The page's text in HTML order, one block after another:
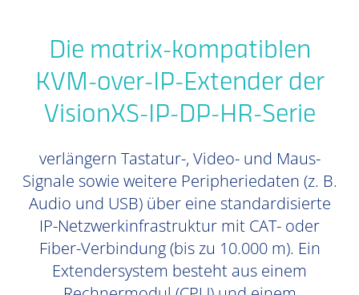
Die matrix-kompatiblen
KVM-over-IP-Extender der
VisionXS-IP-DP-HR-Serie
verlängern Tastatur-, Video- und Maus-
Signale sowie weitere Peripheriedaten (z. B.
Audio und USB) über eine standardisierte
IP-Netzwerkinfrastruktur mit CAT- oder
Fiber-Verbindung (bis zu 10.000 m). Ein
Extendersystem besteht aus einem